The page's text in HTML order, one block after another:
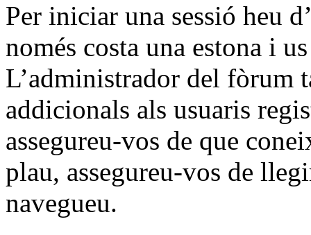
Per iniciar una sessió heu
només costa una estona i
L’administrador del fòrum
addicionals als usuaris
assegureu-vos de que
plau, assegureu-vos de
navegueu.